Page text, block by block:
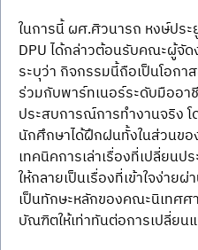
ในการนี้ ผศ.ศิวนารถ หงษ์ป
DPU ได้กล่าวต้อนรับคณะผู้จั
ระบุว่า กิจกรรมนี้ถือเป็นโอก
ร่วมกับพาร์ทเนอร์ระดับมืออา
ประสบการณ์การทำงานจริง
นักศึกษาได้ฝึกฝนทั้งในส่วนขอ
เทคนิคการเล่าเรื่องที่เปลี่ยนป
ให้กลายเป็นเรื่องที่เข้าใจง่าย
เป็นทักษะหลักของคณะนิเทศ
บัณฑิตให้เท่าทันต่อการเปลี่ยน